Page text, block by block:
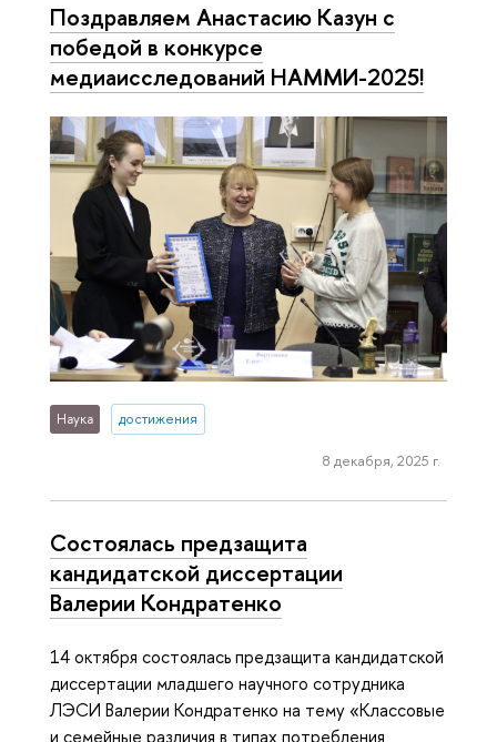
Поздравляем Анастасию Казун с
победой в конкурсе
медиаисследований НАММИ-2025!
Наука достижения
8 декабря, 2025 г.
Состоялась предзащита
кандидатской диссертации
Валерии Кондратенко
14 октября состоялась предзащита кандидатской
диссертации младшего научного сотрудника
ЛЭСИ Валерии Кондратенко на тему «Классовые
и семейные различия в типах потребления